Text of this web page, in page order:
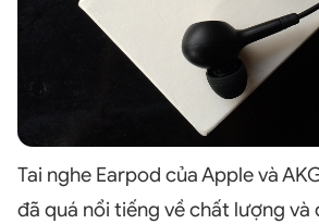
Tai nghe Earpod của Apple và
đã quá nổi tiếng về chất lượng